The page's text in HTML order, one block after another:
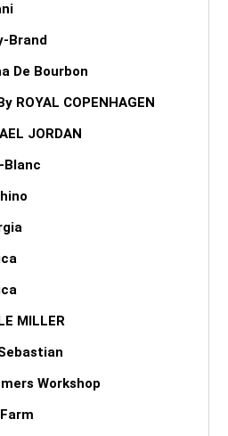
Brand
De Bourbon
ROYAL COPENHAGEN
JORDAN
Blanc
MILLER
Workshop